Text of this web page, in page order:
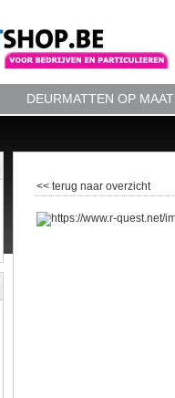
DEURMATTEN OP MAAT
<< terug naar overzicht